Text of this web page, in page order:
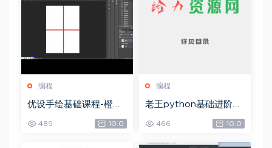
编程
优设手绘基础课程-橙子
老师AI插画，网盘下载
(9.78G)
489 10.0
编程
老王python基础进阶项
目，网盘下载(3.99G)
466 10.0